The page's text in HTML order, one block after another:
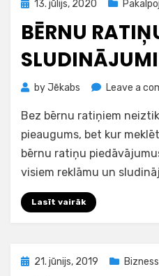
Posted
13. jūlijs, 2020
BĒRNU
SLUDINĀJUMI
byJēkabs Leave a
Bez bērnu ratiņiem
pieaugums, bet kur
bērnu ratiņu
visiem reklāmu un
Lasīt vairāk
Posted
21. jūnijs, 2019 Bizness